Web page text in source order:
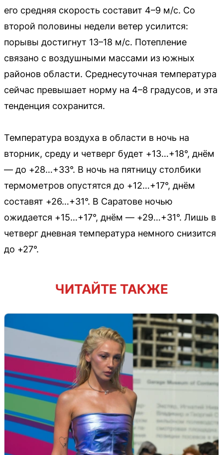
его средняя скорость составит 4–9 м/с. Со
второй половины недели ветер усилится:
порывы достигнут 13–18 м/с. Потепление
связано с воздушными массами из южных
районов области. Среднесуточная температура
сейчас превышает норму на 4–8 градусов, и эта
тенденция сохранится.
Температура воздуха в области в ночь на
вторник, среду и четверг будет +13…+18°, днём
— до +28…+33°. В ночь на пятницу столбики
термометров опустятся до +12…+17°, днём
составят +26…+31°. В Саратове ночью
ожидается +15…+17°, днём — +29…+31°. Лишь в
четверг дневная температура немного снизится
до +27°.
ЧИТАЙТЕ ТАКЖЕ